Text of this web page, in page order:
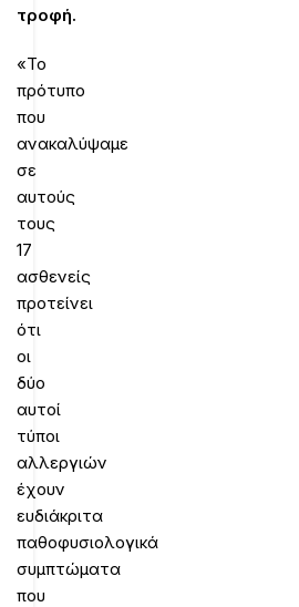
τροφή.
«Το
πρότυπο
που
ανακαλύψαμε
σε
αυτούς
τους
17
ασθενείς
προτείνει
ότι
οι
δύο
αυτοί
τύποι
αλλεργιών
έχουν
ευδιάκριτα
παθοφυσιολογικά
συμπτώματα
που